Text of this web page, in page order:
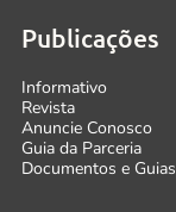
Publicações
Informativo
Revista
Anuncie Conosco
Guia da Parceria
Documentos e Guias